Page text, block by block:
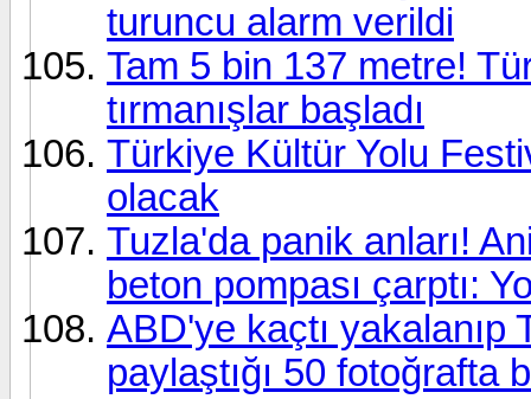
turuncu alarm verildi
Tam 5 bin 137 metre!
tırmanışlar başladı
Türkiye Kültür Yolu
olacak
Tuzla'da panik anları!
beton pompası çarptı:
ABD'ye kaçtı yakalanıp
paylaştığı 50 fotoğrafta